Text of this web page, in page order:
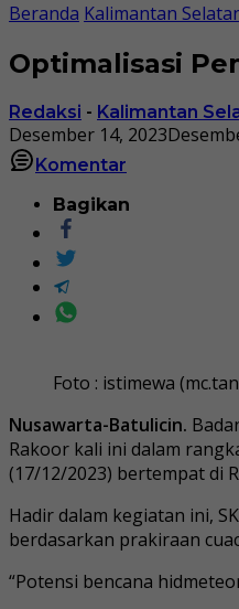
Beranda Kalimantan
Optimalisasi
Redaksi - Kalimantan
Desember 14, 2023
Komentar
Bagikan
Foto : istimewa
Nusawarta-Batulicin.
Rakoor kali ini dalam
(17/12/2023) bertempat di
Hadir dalam kegiatan ini,
berdasarkan prakiraan
“Potensi bencana